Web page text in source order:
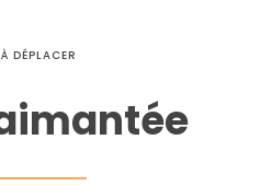
DÉPLACER